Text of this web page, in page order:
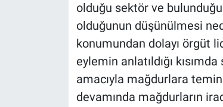
olduğu sektör ve
olduğunun düşünülmesi
konumundan dolayı örgüt
eylemin anlatıldığı
amacıyla mağdurlara
devamında mağdurların